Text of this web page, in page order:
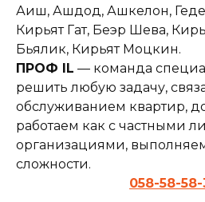
Аиш, Ашдод, Ашкелон,
Кирьят Гат, Беэр Шева,
Бьялик, Кирьят Моцкин.
ПРОФ IL — команда
решить любую задачу,
обслуживанием квартир,
работаем как с частными
организациями,
сложности.
058-58-